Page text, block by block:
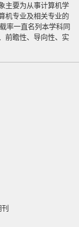
主要为从事计算机学
机专业及相关专业的
率一直名列本学科同
前瞻性、导向性、实